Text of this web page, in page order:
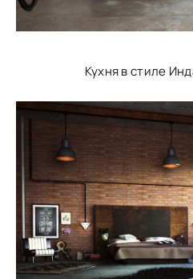
Кухня в стиле